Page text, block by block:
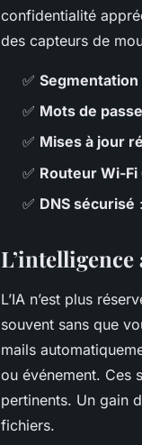
confidentialité
des capteurs de
✅ Segmentation
✅ Mots de
✅ Mises à jour
✅ Routeur Wi-Fi
✅ DNS sécurisé
L’IA n’est plus
souvent sans que
mails
ou événement. Ces
pertinents. Un gain
fichiers.